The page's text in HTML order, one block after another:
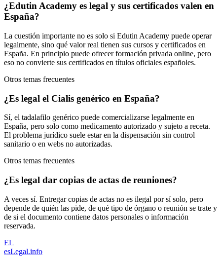
¿Edutin Academy es legal y sus certificados valen en
España?
La cuestión importante no es solo si Edutin Academy puede operar
legalmente, sino qué valor real tienen sus cursos y certificados en
España. En principio puede ofrecer formación privada online, pero
eso no convierte sus certificados en títulos oficiales españoles.
Otros temas frecuentes
¿Es legal el Cialis genérico en España?
Sí, el tadalafilo genérico puede comercializarse legalmente en
España, pero solo como medicamento autorizado y sujeto a receta.
El problema jurídico suele estar en la dispensación sin control
sanitario o en webs no autorizadas.
Otros temas frecuentes
¿Es legal dar copias de actas de reuniones?
A veces sí. Entregar copias de actas no es ilegal por sí solo, pero
depende de quién las pide, de qué tipo de órgano o reunión se trate y
de si el documento contiene datos personales o información
reservada.
EL
esLegal.info